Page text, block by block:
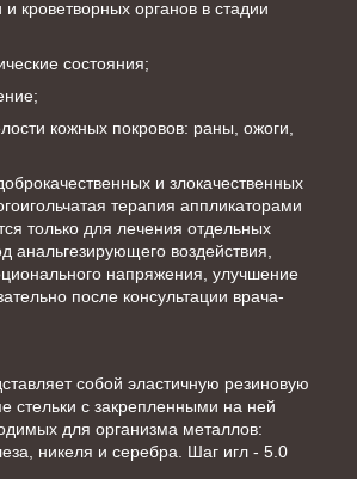
и кроветворных органов в стадии
состояния;
кожных покровов: раны, ожоги,
и злокачественных
терапия аппликаторами
только для лечения отдельных
анальгезирующего воздействия,
напряжения, улучшение
после консультации врача-
собой эластичную резиновую
стельки c закрепленными на ней
для организма металлов:
никеля и серебра. Шаг игл - 5.0